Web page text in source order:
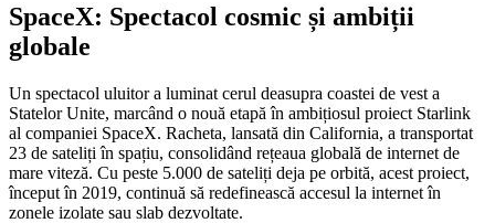
SpaceX: Spectacol cosmic și ambiții
globale
Un spectacol uluitor a luminat cerul deasupra coastei de vest a
Statelor Unite, marcând o nouă etapă în ambițiosul proiect Starlink
al companiei SpaceX. Racheta, lansată din California, a transportat
23 de sateliți în spațiu, consolidând rețeaua globală de internet de
mare viteză. Cu peste 5.000 de sateliți deja pe orbită, acest proiect,
început în 2019, continuă să redefinească accesul la internet în
zonele izolate sau slab dezvoltate.